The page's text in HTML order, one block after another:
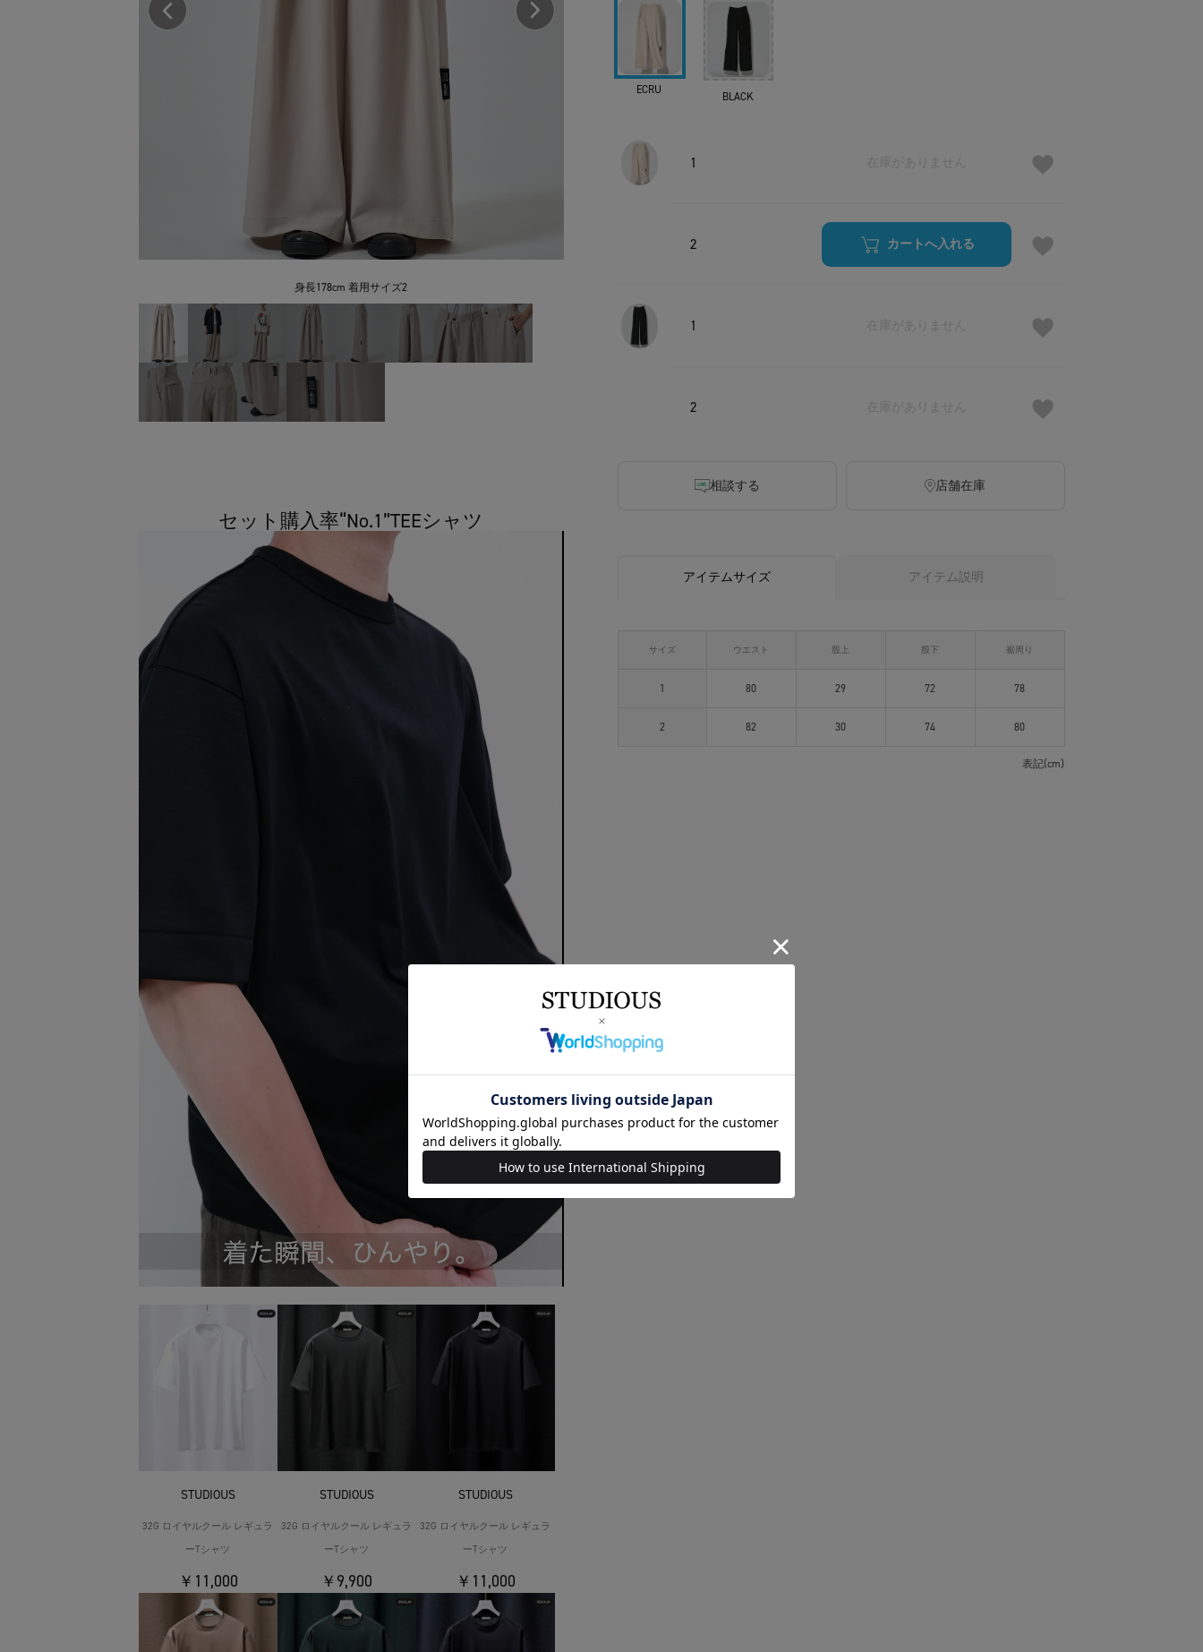
身長178cm 着用サイズ2
セット購入率“No.1”TEEシャツ
STUDIOUS
32G ロイヤルクール レギュラ
ーTシャツ
￥11,000
STUDIOUS
32G ロイヤルクール レギュラ
ーTシャツ
￥9,900
STUDIOUS
32G ロイヤルクール レギュラ
ーTシャツ
￥11,000
ECRU BLACK
1
2 カートへ入れる
1
2
相談する 店舗在庫
アイテムサイズ アイテム説明
サイズ ウエスト 股上 股下 裾周り
1 80 29 72 78
2 82 30 74 80
表記(cm)